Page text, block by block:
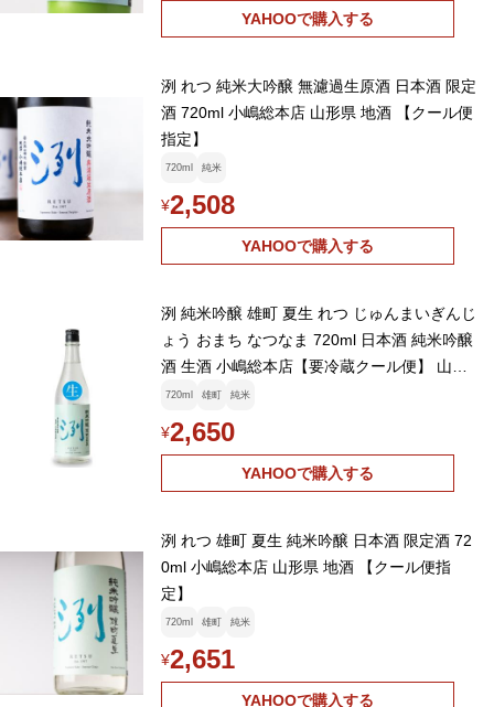
YAHOOで購入する
洌 れつ 純米大吟醸 無濾過生原酒 日本酒 限定
酒 720ml 小嶋総本店 山形県 地酒 【クール便
指定】
720ml 純米
¥2,508
YAHOOで購入する
洌 純米吟醸 雄町 夏生 れつ じゅんまいぎんじ
ょう おまち なつなま 720ml 日本酒 純米吟醸
酒 生酒 小嶋総本店【要冷蔵クール便】 山形
県 米沢
720ml 雄町 純米
¥2,650
YAHOOで購入する
洌 れつ 雄町 夏生 純米吟醸 日本酒 限定酒 72
0ml 小嶋総本店 山形県 地酒 【クール便指
定】
720ml 雄町 純米
¥2,651
YAHOOで購入する